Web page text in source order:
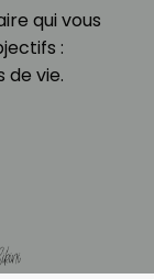
qui vous
:
de vie.